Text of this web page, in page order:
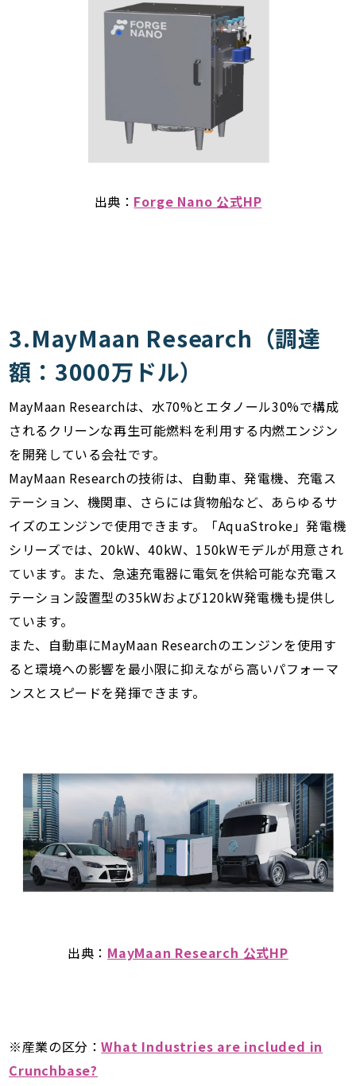
出典： Forge Nano 公式HP
3.MayMaan Research（調達
額：3000万ドル）
MayMaan Researchは、水70%とエタノール30%で構成
されるクリーンな再生可能燃料を利用する内燃エンジン
を開発している会社です。
MayMaan Researchの技術は、自動車、発電機、充電ス
テーション、機関車、さらには貨物船など、あらゆるサ
イズのエンジンで使用できます。「AquaStroke」発電機
シリーズでは、20kW、40kW、150kWモデルが用意され
ています。また、急速充電器に電気を供給可能な充電ス
テーション設置型の35kWおよび120kW発電機も提供し
ています。
また、自動車にMayMaan Researchのエンジンを使用す
ると環境への影響を最小限に抑えながら高いパフォーマ
ンスとスピードを発揮できます。
出典： MayMaan Research 公式HP
※産業の区分：What Industries are included in
Crunchbase?